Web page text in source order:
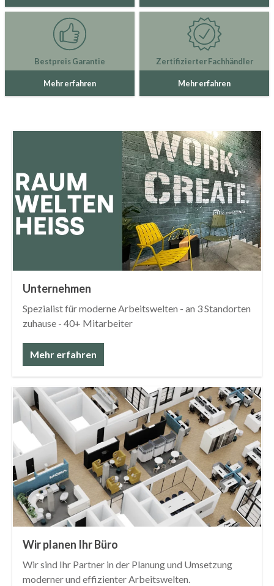
Bestpreis Garantie
Mehr erfahren
Zertifizierter Fachhändler
Mehr erfahren
Unternehmen
Spezialist für moderne Arbeitswelten - an 3 Standorten
zuhause - 40+ Mitarbeiter
Mehr erfahren
Wir planen Ihr Büro
Wir sind Ihr Partner in der Planung und Umsetzung
moderner und effizienter Arbeitswelten.